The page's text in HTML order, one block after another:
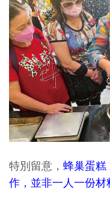
特別留意， 蜂巢蛋糕
作，並非一人一份材